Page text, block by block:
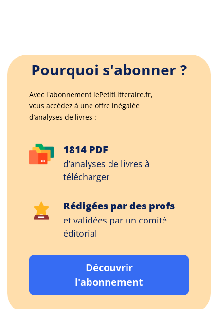
Pourquoi s'abonner ?
Avec l'abonnement lePetitLitteraire.fr,
vous accédez à une offre inégalée
d’analyses de livres :
1814 PDF
d’analyses de livres à
télécharger
Rédigées par des profs
et validées par un comité
éditorial
Découvrir
l'abonnement